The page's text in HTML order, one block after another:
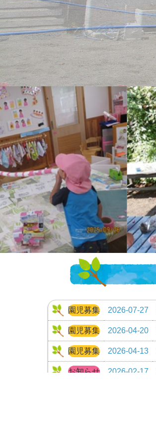
園児募集 2026-07-27
園児募集 2026-04-20
園児募集 2026-04-13
お知らせ 2026-02-17